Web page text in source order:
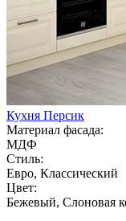
Кухня Персик
Материал фасада:
МДФ
Стиль:
Евро, Классический
Цвет:
Бежевый, Слоновая